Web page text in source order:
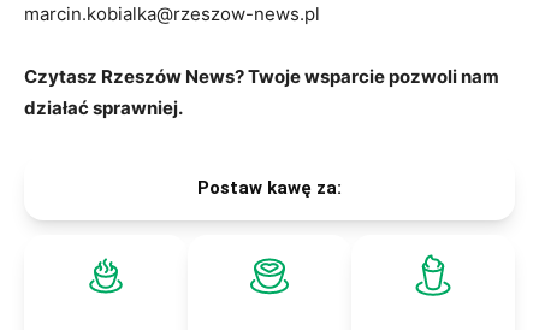
marcin.kobialka@rzeszow-news.pl
Czytasz Rzeszów News? Twoje wsparcie pozwoli nam
działać sprawniej.
Postaw kawę za: